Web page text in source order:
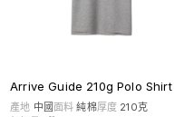
Arrive Guide 210g Polo Shirt
產地 中國面料 純棉厚度 210克